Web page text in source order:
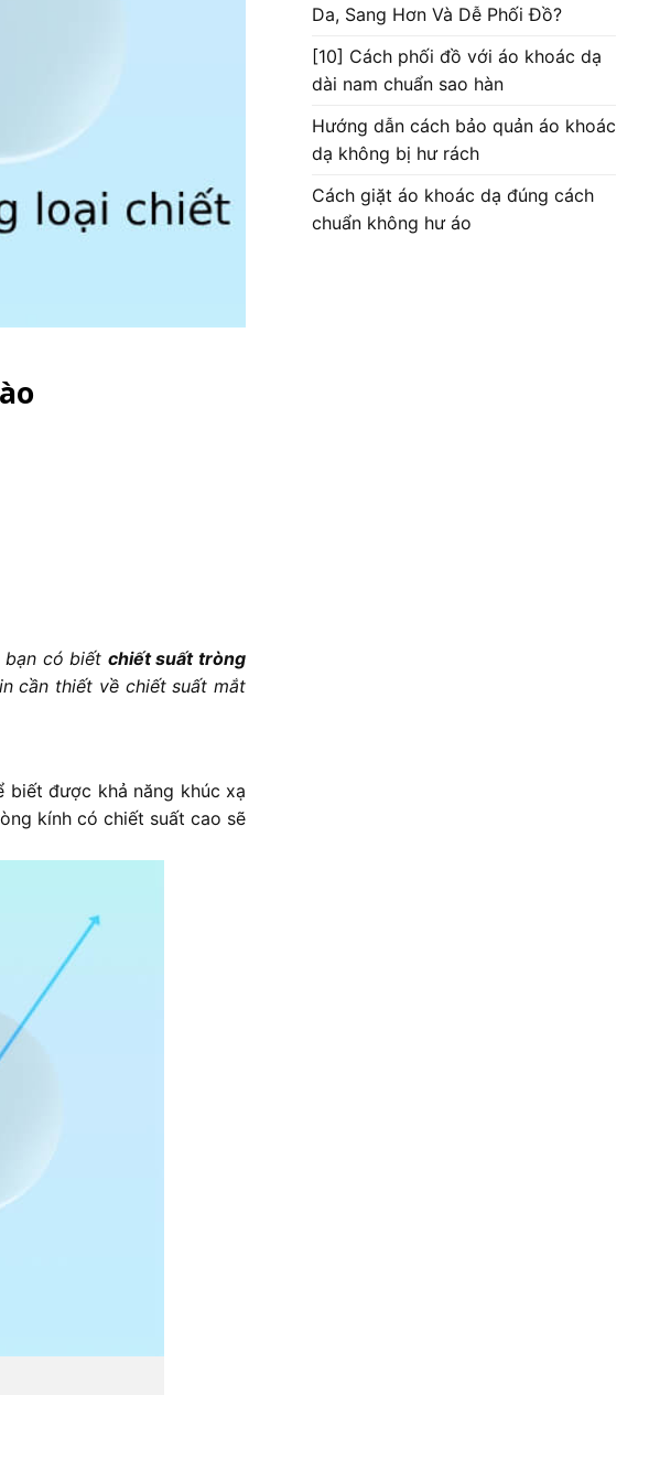
có biết chiết suất tròng
cần thiết về chiết suất mắt
biết được khả năng khúc xạ
kính có chiết suất cao sẽ
Da, Sang Hơn Và Dễ Phối Đồ?
[10] Cách phối đồ với áo khoác dạ
dài nam chuẩn sao hàn
Hướng dẫn cách bảo quản áo khoác
dạ không bị hư rách
Cách giặt áo khoác dạ đúng cách
chuẩn không hư áo